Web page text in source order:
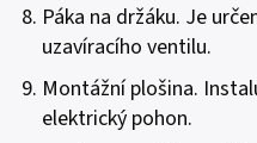
Páka na držáku. Je
uzavíracího ventilu.
Montážní plošina.
elektrický pohon.